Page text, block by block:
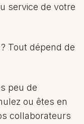
service de votre
Tout dépend de
peu de
ou êtes en
collaborateurs